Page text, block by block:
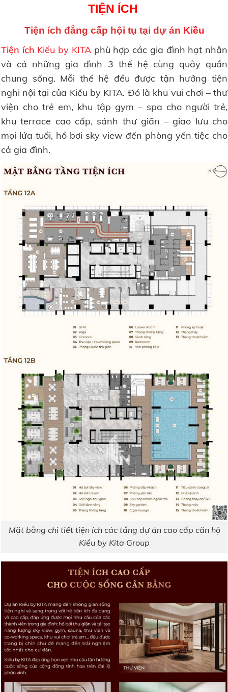
TIỆN ÍCH
Tiện ích đẳng cấp hội tụ tại dự án Kiều
Tiện ích Kiều by KITAphù hợp các gia đình hạt nhân
và cả những gia đình 3 thế hệ cùng quây quần
chung sống. Mỗi thế hệ đều được tận hưởng tiện
nghi nội tại của Kiều by KITA. Đó là khu vui chơi – thư
viện cho trẻ em, khu tập gym – spa cho người trẻ,
khu terrace cao cấp, sảnh thư giãn – giao lưu cho
mọi lứa tuổi, hồ bơi sky view đến phòng yến tiệc cho
cả gia đình.
Mặt bằng chi tiết tiện ích các tầng dự án cao cấp căn hộ
Kiều by Kita Group